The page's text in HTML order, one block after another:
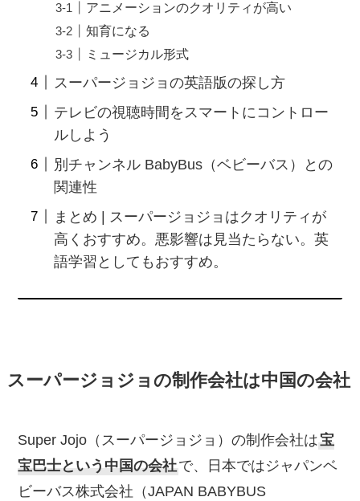
アニメーションのクオリティが高い
知育になる
ミュージカル形式
スーパージョジョの英語版の探し方
テレビの視聴時間をスマートにコントロー
ルしよう
別チャンネル BabyBus（ベビーバス）との
関連性
まとめ | スーパージョジョはクオリティが
高くおすすめ。悪影響は見当たらない。英
語学習としてもおすすめ。
スーパージョジョの制作会社は中国の会社
Super Jojo（スーパージョジョ）の制作会社は宝
宝巴士という中国の会社で、日本ではジャパンベ
ビーバス株式会社（JAPAN BABYBUS